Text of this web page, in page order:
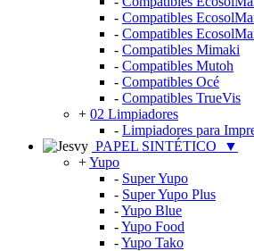
- Compatibles
- Compatibles
- Compatibles Mimaki
- Compatibles Mutoh
- Compatibles Océ
- Compatibles TrueVis
+ 02 Limpiadores
- Limpiadores para
PAPEL SINTÉTICO
▼
+Yupo
- Super Yupo
- Super Yupo Plus
-Yupo Blue
-Yupo Food
-Yupo Tako